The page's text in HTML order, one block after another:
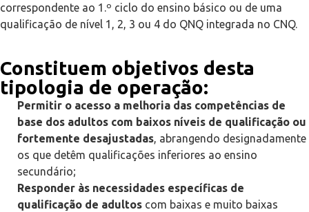
correspondente ao 1.º ciclo do ensino básico ou de uma
qualificação de nível 1, 2, 3 ou 4 do QNQ integrada no CNQ.
Constituem objetivos desta
tipologia de operação:
Permitir o acesso a melhoria das competências de
base dos adultos com baixos níveis de qualificação ou
fortemente desajustadas, abrangendo designadamente
os que detêm qualificações inferiores ao ensino
secundário;
Responder às necessidades específicas de
qualificação de adultos com baixas e muito baixas